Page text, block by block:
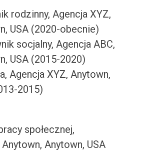
rodzinny, Agencja XYZ,
USA (2020-obecnie)
socjalny, Agencja ABC,
USA (2015-2020)
Agencja XYZ, Anytown,
2015)
społecznej,
Anytown, USA